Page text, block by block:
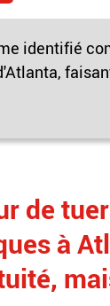
identifié
de
à